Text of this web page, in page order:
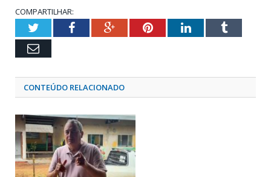
COMPARTILHAR:
TwitterFacebookGoogle+PinterestLinkedInTumblr
Email
CONTEÚDO RELACIONADO